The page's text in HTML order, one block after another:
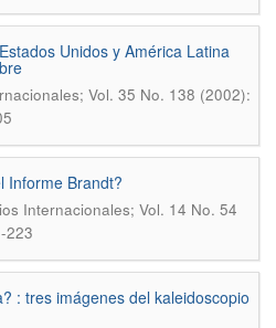
Unidos y América Latina
Vol. 35 No. 138 (2002):
Informe Brandt?
Internacionales; Vol. 14 No. 54
223
: tres imágenes del kaleidoscopio